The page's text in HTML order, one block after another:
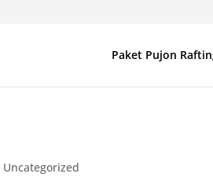
Paket Pujon
Uncategorized